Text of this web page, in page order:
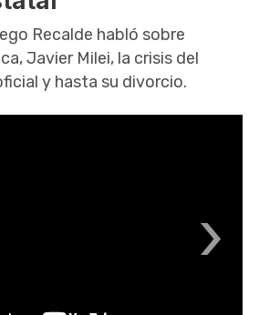
Recalde habló sobre
Javier Milei, la crisis del
y hasta su divorcio.
›